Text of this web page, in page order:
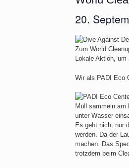
20.
Zum World
Lokale Aktion,
Wir als PADI Eco
Müll sammeln am
unter Wasser
Es geht nicht nur
werden. Da der
machen. Das
trotzdem beim